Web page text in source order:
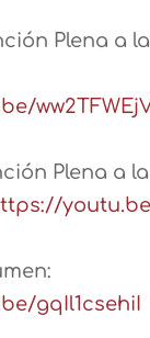
Plena a
Plena a la
gqIl1csehiI